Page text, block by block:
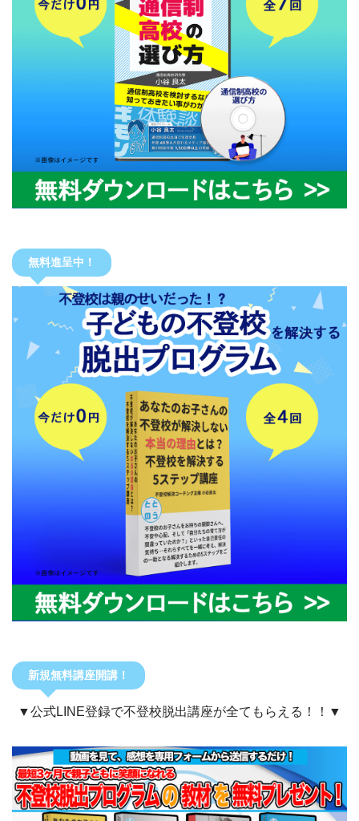
無料進呈中！
新規無料講座開講！
▼公式LINE登録で不登校脱出講座が全てもらえる！！▼